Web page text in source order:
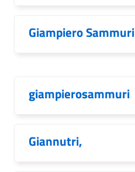
Giampiero Sammuri
giampierosammuri
Giannutri,